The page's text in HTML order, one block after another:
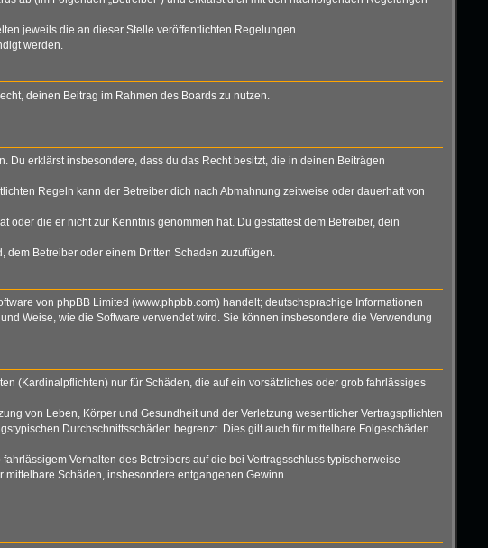
jeweils die an dieser Stelle veröffentlichten Regelungen.
werden.
deinen Beitrag im Rahmen des Boards zu nutzen.
Du erklärst insbesondere, dass du das Recht besitzt, die in deinen Beiträgen
Regeln kann der Betreiber dich nach Abmahnung zeitweise oder dauerhaft von
oder die er nicht zur Kenntnis genommen hat. Du gestattest dem Betreiber, dein
Betreiber oder einem Dritten Schaden zuzufügen.
von phpBB Limited (www.phpbb.com) handelt; deutschsprachige Informationen
Weise, wie die Software verwendet wird. Sie können insbesondere die Verwendung
(Kardinalpflichten) nur für Schäden, die auf ein vorsätzliches oder grob fahrlässiges
von Leben, Körper und Gesundheit und der Verletzung wesentlicher Vertragspflichten
Durchschnittsschäden begrenzt. Dies gilt auch für mittelbare Folgeschäden
Verhalten des Betreibers auf die bei Vertragsschluss typischerweise
Schäden, insbesondere entgangenen Gewinn.